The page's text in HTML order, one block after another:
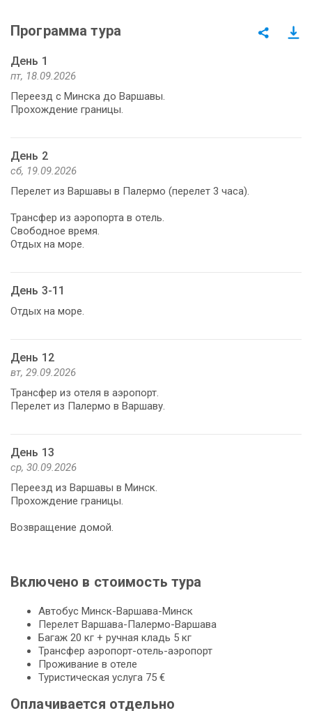
Программа тура
День 1
пт, 18.09.2026
Переезд с Минска до Варшавы.
Прохождение границы.
День 2
сб, 19.09.2026
Перелет из Варшавы в Палермо (перелет 3 часа).
Трансфер из аэропорта в отель.
Свободное время.
Отдых на море.
День 3-11
Отдых на море.
День 12
вт, 29.09.2026
Трансфер из отеля в аэропорт.
Перелет из Палермо в Варшаву.
День 13
ср, 30.09.2026
Переезд из Варшавы в Минск.
Прохождение границы.
Возвращение домой.
Включено в стоимость тура
Автобус Минск-Варшава-Минск
Перелет Варшава-Палермо-Варшава
Багаж 20 кг + ручная кладь 5 кг
Трансфер аэропорт-отель-аэропорт
Проживание в отеле
Туристическая услуга 75 €
Оплачивается отдельно